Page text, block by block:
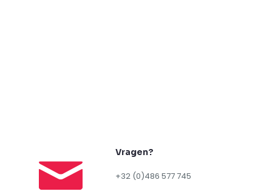
Vragen?
+32 (0)486 577 745